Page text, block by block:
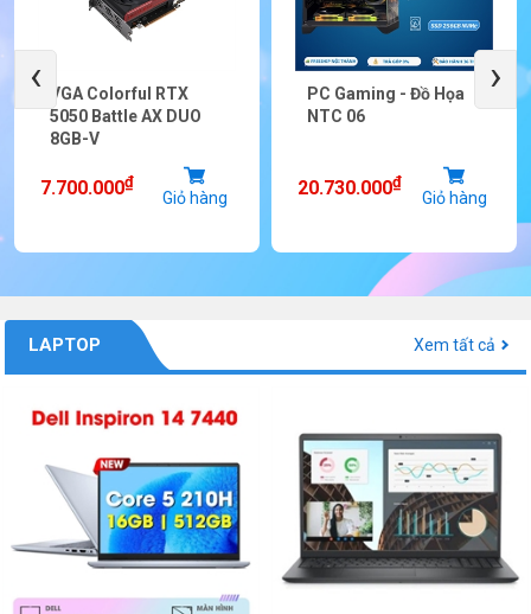
VGA Colorful RTX
5050 Battle AX DUO
8GB-V
7.700.000₫
Giỏ hàng
PC Gaming - Đồ Họa
NTC 06
20.730.000₫
Giỏ hàng
‹ ›
LAPTOP Xem tất cả